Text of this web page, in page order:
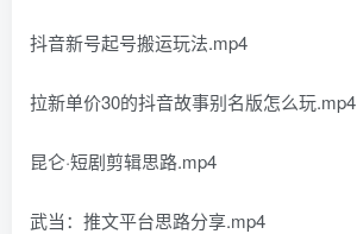
抖音新号起号搬运玩法.mp4
拉新单价30的抖音故事别名版怎么玩.mp4
昆仑·短剧剪辑思路.mp4
武当：推文平台思路分享.mp4